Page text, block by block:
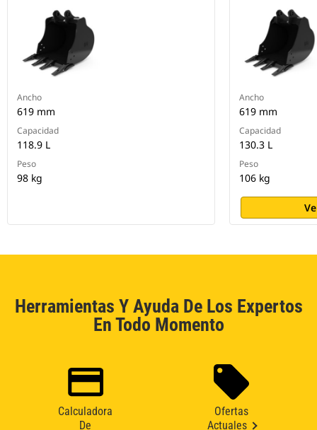
Ancho
619 mm
Capacidad
118.9 L
Peso
98 kg
Ancho
619 mm
Capacidad
130.3 L
Peso
106 kg
Herramientas Y Ayuda De Los Expertos
En Todo Momento
Calculadora
De
Ofertas
Actuales